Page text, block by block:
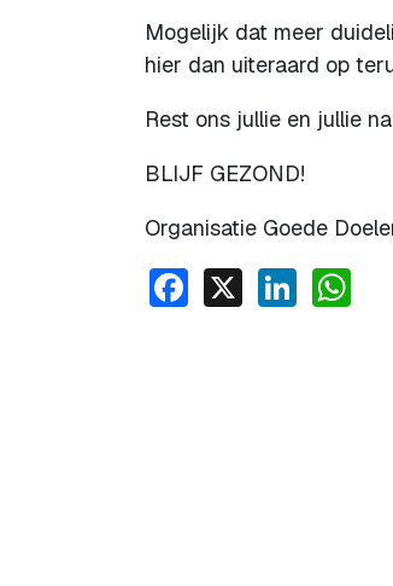
Mogelijk dat meer
hier dan uiteraard op
Rest ons jullie en jullie
BLIJF GEZOND!
Organisatie Goede
Facebook
X